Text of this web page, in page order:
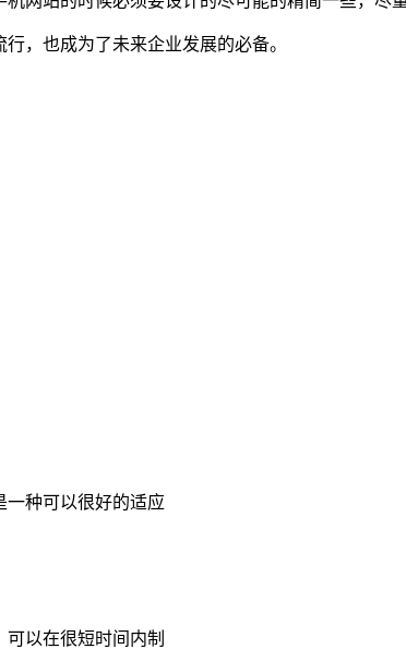
，也成为了未来企业发展的必备。
一种可以很好的适应
以在很短时间内制